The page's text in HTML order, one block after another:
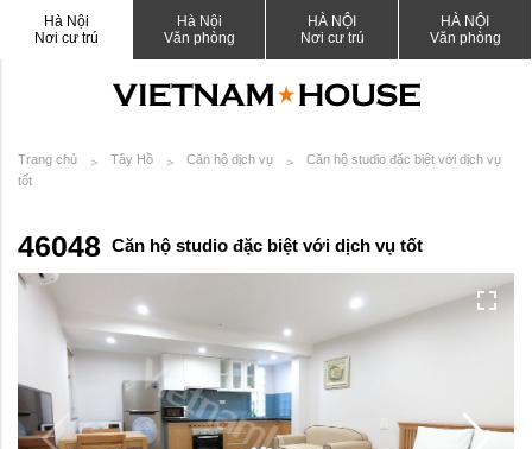
Hà Nội
Nơi cư trú
Hà Nội
Văn phòng
HÀ NỘI
Nơi cư trú
HÀ NỘI
Văn phòng
Trang chủ Tây Hồ Căn hộ dịch vụ
Căn hộ studio đặc biệt với dịch vụ
tốt
46048 Căn hộ studio đặc biệt với dịch vụ tốt